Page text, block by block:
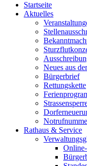
Startseite
Aktuelles
Neues aus
Bürgerbrief
Rettungskette
Rathaus & Service